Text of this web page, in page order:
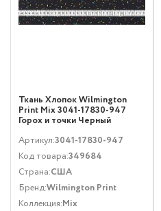
Ткань Хлопок Wilmington
Print Mix 3041-17830-947
Горох и точки Черный
Артикул:3041-17830-947
Код товара:349684
Страна:США
Бренд:Wilmington Print
Коллекция:Mix